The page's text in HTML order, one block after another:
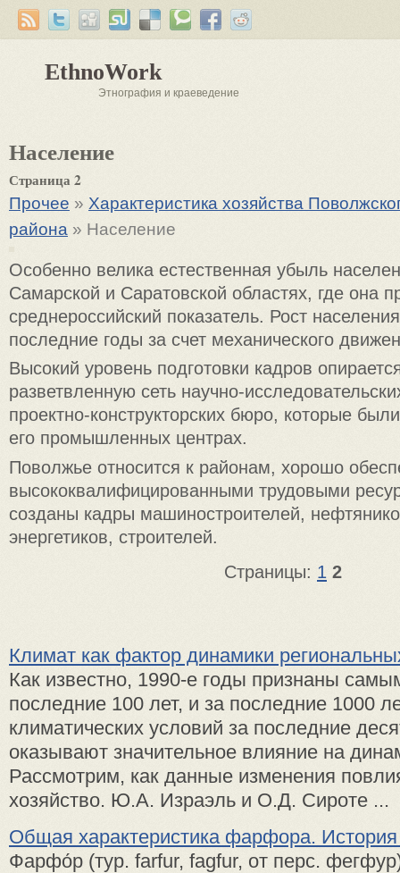
EthnoWork
Этнография и краеведение
Население
Страница 2
Прочее » Характеристика хозяйства
района » Население
Особенно велика естественная убыль
Самарской и Саратовской областях, где она
среднероссийский показатель. Рост
последние годы за счет механического
Высокий уровень подготовки кадров
разветвленную сеть научно-
проектно-конструкторских бюро, которые
его промышленных центрах.
Поволжье относится к районам, хорошо
высококвалифицированными трудовыми
созданы кадры машиностроителей,
энергетиков, строителей.
Страницы: 1 2
Климат как фактор динамики
Как известно, 1990-е годы признаны
последние 100 лет, и за последние 1000
климатических условий за последние
оказывают значительное влияние на
Рассмотрим, как данные изменения
хозяйство. Ю.А. Израэль и О.Д. Сироте ...
Общая характеристика фарфора. История
Фарфо́р (тур. farfur, fagfur, от перс.